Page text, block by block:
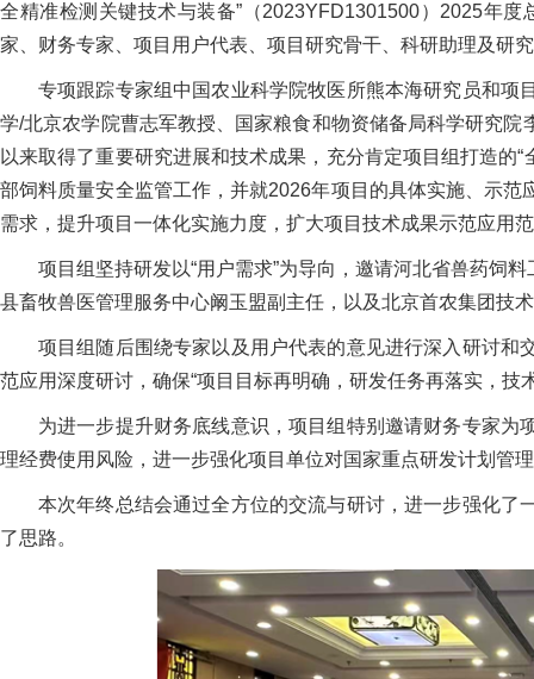
全精准检测关键技术与装备”（2023YFD1301500）2025年
家、财务专家、项目用户代表、项目研究骨干、科研助理及研
专项跟踪专家组中国农业科学院牧医所熊本海研究员和
学/北京农学院曹志军教授、国家粮食和物资储备局科学研究
以来取得了重要研究进展和技术成果，充分肯定项目组打造的
部饲料质量安全监管工作，并就2026年项目的具体实施、示
需求，提升项目一体化实施力度，扩大项目技术成果示范应用
项目组坚持研发以“用户需求”为导向，邀请河北省兽药饲
县畜牧兽医管理服务中心阚玉盟副主任，以及北京首农集团技
项目组随后围绕专家以及用户代表的意见进行深入研讨
范应用深度研讨，确保“项目目标再明确，研发任务再落实，技
为进一步提升财务底线意识，项目组特别邀请财务专家
理经费使用风险，进一步强化项目单位对国家重点研发计划管
本次年终总结会通过全方位的交流与研讨，进一步强化
了思路。